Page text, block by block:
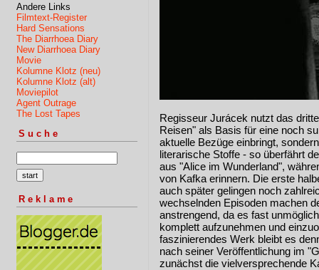
Andere Links
Filmtext-Register
Hard Sensations
The Diarrhoea Diary
New Diarrhoea Diary
Movie
Kolumne Klotz (neu)
Kolumne Klotz (alt)
Moviepilot
Agent Outrage
The Lost Tapes
Suche
Reklame
Regisseur Jurácek nutzt das
Reisen" als Basis für eine noch
aktuelle Bezüge einbringt,
literarische Stoffe - so überfährt
aus "Alice im Wunderland",
von Kafka erinnern. Die erste
auch später gelingen noch
wechselnden Episoden machen
anstrengend, da es fast
komplett aufzunehmen und
faszinierendes Werk bleibt es
nach seiner Veröffentlichung im
zunächst die vielversprechende